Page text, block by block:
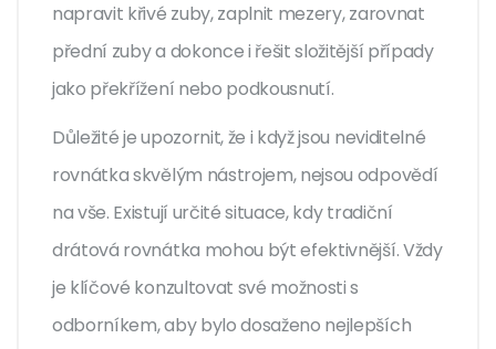
napravit křivé zuby, zaplnit mezery, zarovnat
přední zuby a dokonce i řešit složitější případy
jako překřížení nebo podkousnutí.
Důležité je upozornit, že i když jsou neviditelné
rovnátka skvělým nástrojem, nejsou odpovědí
na vše. Existují určité situace, kdy tradiční
drátová rovnátka mohou být efektivnější. Vždy
je klíčové konzultovat své možnosti s
odborníkem, aby bylo dosaženo nejlepších